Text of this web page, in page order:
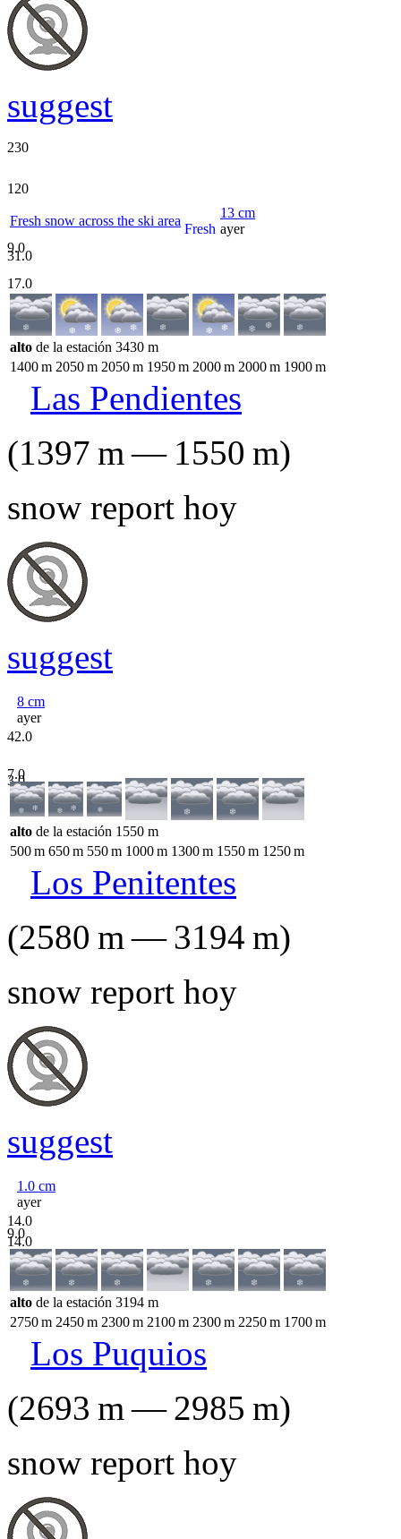
suggest
230
120
Fresh snow across the ski area
Fresh
13 cm
ayer
9.0
31.0
17.0
alto de la estación 3430 m
1400m 2050m 2050m 1950m 2000m 2000m 1900m
Las Pendientes
(1397 m— 1550 m)
snow report hoy
suggest
8 cm
ayer
42.0
7.0
3.0
alto de la estación 1550 m
500m 650m 550m 1000m 1300m 1550m 1250m
Los Penitentes
(2580 m—3194 m)
snow report hoy
suggest
1.0 cm
ayer
14.0
9.0
14.0
alto de la estación 3194 m
2750m 2450m 2300m 2100m 2300m 2250m 1700m
Los Puquios
(2693 m—2985 m)
snow report hoy